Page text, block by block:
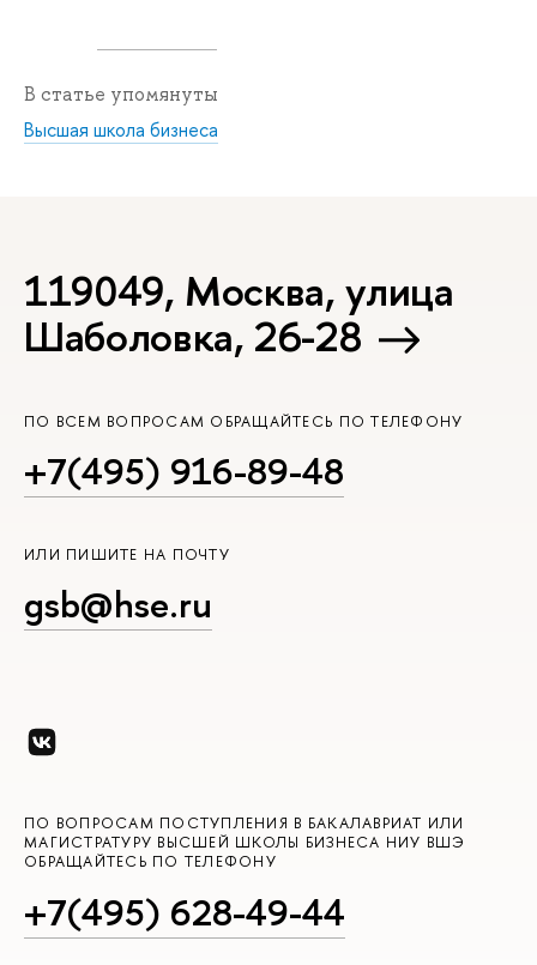
В статье упомянуты
Высшая школа бизнеса
119049, Москва, улица
Шаболовка, 26-28
ПО ВСЕМ ВОПРОСАМ ОБРАЩАЙТЕСЬ ПО ТЕЛЕФОНУ
+7(495) 916-89-48
ИЛИ ПИШИТЕ НА ПОЧТУ
gsb@hse.ru
ПО ВОПРОСАМ ПОСТУПЛЕНИЯ В БАКАЛАВРИАТ ИЛИ
МАГИСТРАТУРУ ВЫСШЕЙ ШКОЛЫ БИЗНЕСА НИУ ВШЭ
ОБРАЩАЙТЕСЬ ПО ТЕЛЕФОНУ
+7(495) 628-49-44